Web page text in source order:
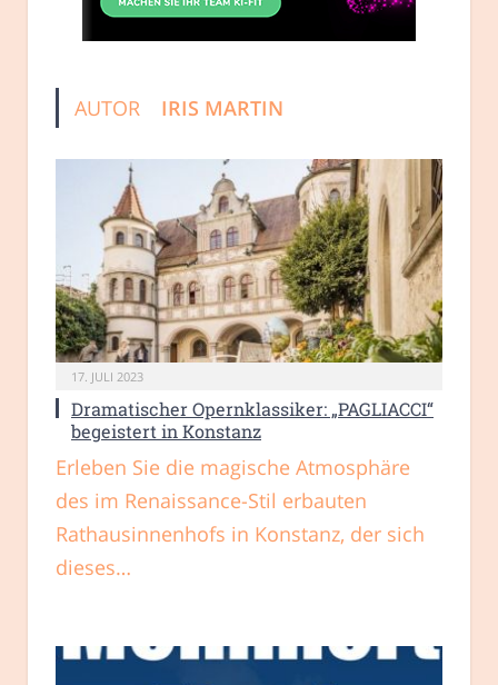
AUTOR IRIS MARTIN
17. JULI 2023
Dramatischer Opernklassiker: „PAGLIACCI“
begeistert in Konstanz
Erleben Sie die magische Atmosphäre
des im Renaissance-Stil erbauten
Rathausinnenhofs in Konstanz, der sich
dieses…